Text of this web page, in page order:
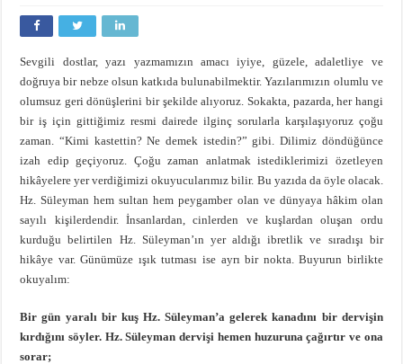
Sevgili dostlar, yazı yazmamızın amacı iyiye, güzele, adaletliye ve
doğruya bir nebze olsun katkıda bulunabilmektir. Yazılarımızın olumlu ve
olumsuz geri dönüşlerini bir şekilde alıyoruz. Sokakta, pazarda, her hangi
bir iş için gittiğimiz resmi dairede ilginç sorularla karşılaşıyoruz çoğu
zaman. “Kimi kastettin? Ne demek istedin?” gibi. Dilimiz döndüğünce
izah edip geçiyoruz. Çoğu zaman anlatmak istediklerimizi özetleyen
hikâyelere yer verdiğimizi okuyucularımız bilir. Bu yazıda da öyle olacak.
Hz. Süleyman hem sultan hem peygamber olan ve dünyaya hâkim olan
sayılı kişilerdendir. İnsanlardan, cinlerden ve kuşlardan oluşan ordu
kurduğu belirtilen Hz. Süleyman’ın yer aldığı ibretlik ve sıradışı bir
hikâye var. Günümüze ışık tutması ise ayrı bir nokta. Buyurun birlikte
okuyalım:
Bir gün yaralı bir kuş Hz. Süleyman’a gelerek kanadını bir dervişin
kırdığını söyler. Hz. Süleyman dervişi hemen huzuruna çağırtır ve ona
sorar;